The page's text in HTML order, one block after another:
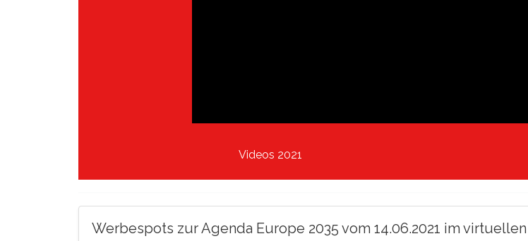
Videos 2021
Werbespots zur Agenda Europe 2035 vom 14.06.2021 im virtuellen